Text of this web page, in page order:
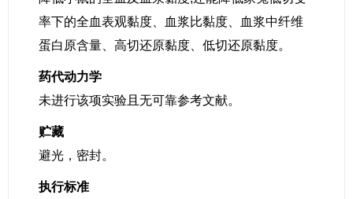
率下的全血表观黏度、血浆比黏度、血浆中纤维
蛋白原含量、高切还原黏度、低切还原黏度。
药代动力学
未进行该项实验且无可靠参考文献。
贮藏
避光，密封。
执行标准